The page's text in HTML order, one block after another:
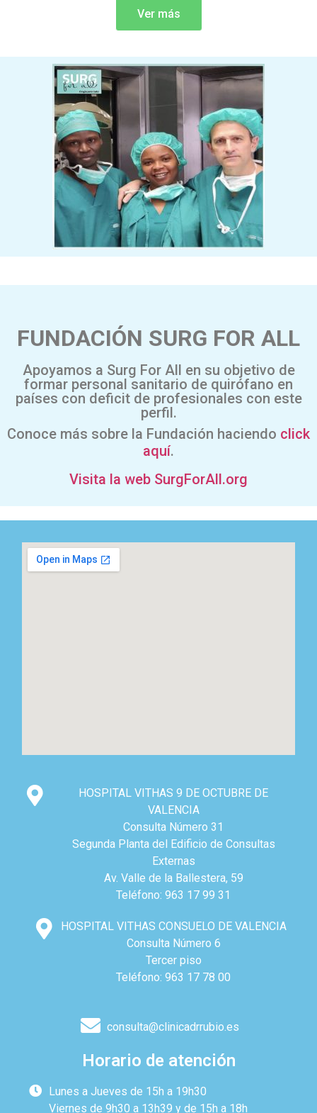
Ver más
FUNDACIÓN SURG FOR ALL
Apoyamos a Surg For All en su objetivo de
formar personal sanitario de quirófano en
países con deficit de profesionales con este
perfil.
Conoce más sobre la Fundación haciendo click
aquí.
Visita la web SurgForAll.org
HOSPITAL VITHAS 9 DE OCTUBRE DE
VALENCIA
Consulta Número 31
Segunda Planta del Edificio de Consultas
Externas
Av. Valle de la Ballestera, 59
Teléfono: 963 17 99 31
HOSPITAL VITHAS CONSUELO DE VALENCIA
Consulta Número 6
Tercer piso
Teléfono: 963 17 78 00
consulta@clinicadrrubio.es
Horario de atención
Lunes a Jueves de 15h a 19h30
Viernes de 9h30 a 13h39 y de 15h a 18h